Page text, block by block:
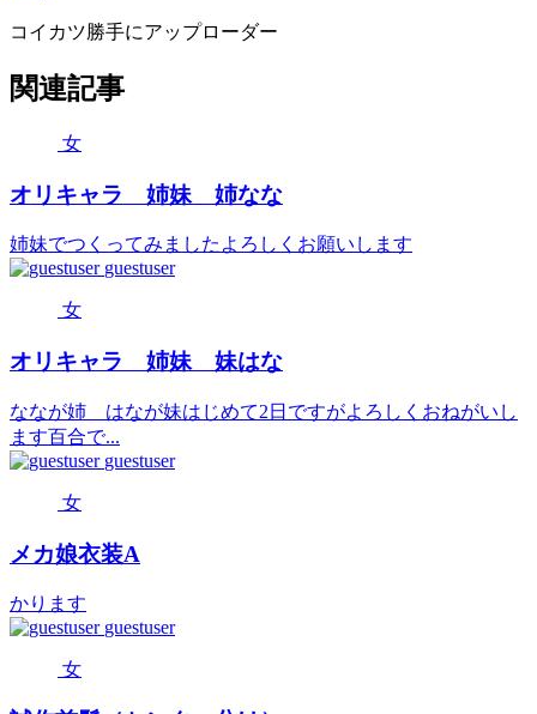
コイカツ勝手にアップローダー
関連記事
女
オリキャラ 姉妹 姉なな
姉妹でつくってみましたよろしくお願いします
guestuser
女
オリキャラ 姉妹 妹はな
ななが姉 はなが妹はじめて2日ですがよろしくおねがいし
ます百合で...
guestuser
女
メカ娘衣装A
かります
guestuser
女